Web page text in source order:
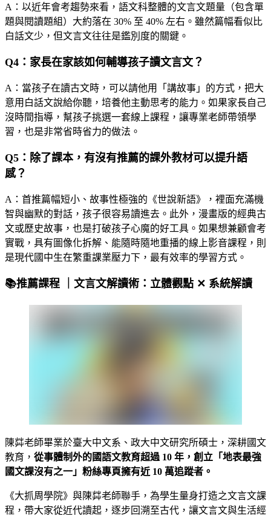
A：以近年會考趨勢來看，語文科整體的文言文題量（包含單
題與閱讀題組）大約落在 30% 至 40% 左右。雖然篇幅看似比
白話文少，但文言文往往是鑑別度的關鍵。
Q4：家長在家該如何輔導孩子讀文言文？
A：當孩子在讀古文時，可以請他用「講故事」的方式，把大
意用白話文說給你聽，培養他主動思考的能力。如果家長自己
沒時間指導，幫孩子挑選一套線上課程，讓專業老師帶領學
習，也是非常省時省力的做法。
Q5：除了課本，有沒有推薦的課外教材可以提升語
感？
A：首推篇幅短小、故事性極強的《世說新語》，裡面充滿機
智與幽默的對話，孩子很容易讀進去。此外，漫畫版的經典古
文或歷史故事，也是打破孩子心魔的好工具。如果想兼顧會考
實戰，具有圖像化拆解、能隨時隨地重播的線上影音課程，則
是現代國中生在繁重課業壓力下，最有效率的學習方式。
📚️推薦課程 ｜文言文解讀術：立體觀點 ✕ 系統解讀
陳茻老師畢業於臺大中文系、政大中文研究所碩士，深耕國文
教育， 從事體制外的國語文教育超過 10 年，創立「地表最強
國文課沒有之一」粉絲專頁擁有近 10 萬追蹤者。
《大抓周學院》與陳茻老師聯手，為學生量身打造之文言文課
程，帶大家從近代讀起，逐步回溯至古代，讓文言文與生活經